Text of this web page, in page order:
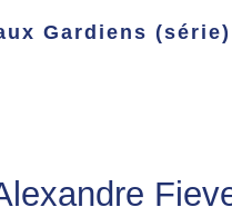
Gardiens